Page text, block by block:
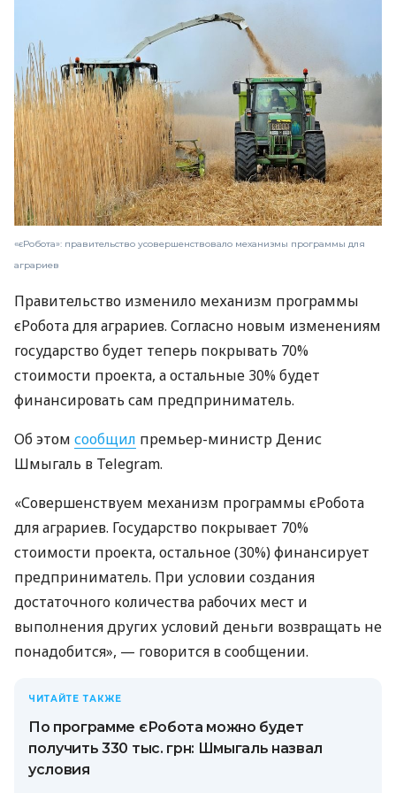
«єРобота»: правительство усовершенствовало механизмы программы для
аграриев
Правительство изменило механизм программы
єРобота для аграриев. Согласно новым изменениям
государство будет теперь покрывать 70%
стоимости проекта, а остальные 30% будет
финансировать сам предприниматель.
Об этом сообщил премьер-министр Денис
Шмыгаль в Telegram.
«Совершенствуем механизм программы єРобота
для аграриев. Государство покрывает 70%
стоимости проекта, остальное (30%) финансирует
предприниматель. При условии создания
достаточного количества рабочих мест и
выполнения других условий деньги возвращать не
понадобится», — говорится в сообщении.
ЧИТАЙТЕ ТАКЖЕ
По программе єРобота можно будет
получить 330 тыс. грн: Шмыгаль назвал
условия